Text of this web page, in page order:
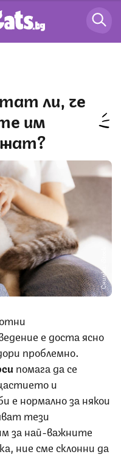
им
Снимка: iStock
е доста ясно
проблемно.
помага да се
и
е нормално за някои
тези
за най-важните
ние сме склонни да